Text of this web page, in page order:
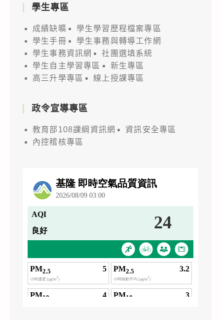
學生專區
成績缺曠
學生學習歷程檔案專區
學生手冊
學生事務與轉導工作網
學生事務資訊網
社團選填系統
學生自主學習專區
新生專區
高三升學專區
線上授課專區
政令宣導專區
教育部108課綱資訊網
資訊安全專區
內控稽核專區